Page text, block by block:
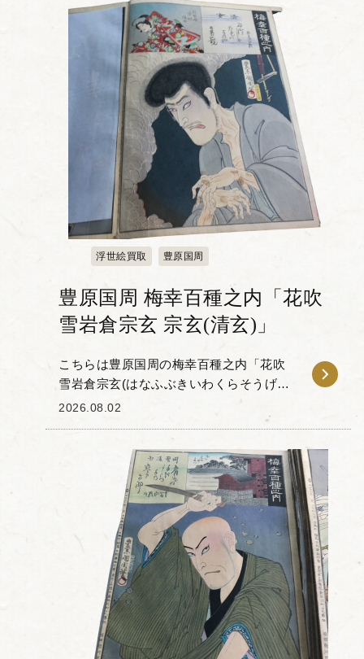
浮世絵買取 豊原国周
豊原国周 梅幸百種之内「花吹
雪岩倉宗玄 宗玄(清玄)」
こちらは豊原国周の梅幸百種之内「花吹
雪岩倉宗玄(はなふぶきいわくらそうげん)
宗玄(清玄)」です。 「梅幸百種(ばいこう
ひゃくしゅ)」とは、梅幸という歌舞伎役
2026.08.02